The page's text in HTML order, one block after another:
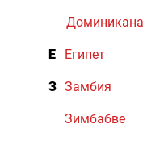
Доминикана
Е Египет
З Замбия
Зимбабве